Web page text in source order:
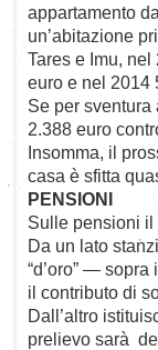
appartamento
un’abitazione
Tares e Imu,
euro e nel 2014
Se per
2.388 euro
Insomma, il
casa è sfitta
PENSIONI
Sulle pensioni il
Da un lato
“d’oro” —
il contributo di
Dall’altro
prelievo sarà